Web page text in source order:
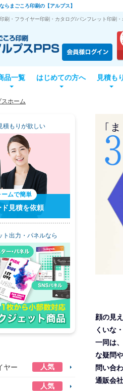
らまごころ印刷の【アルプス】
刷・フライヤー印刷・カタログ/パンフレット印刷
品一覧 はじめての方へ 見積もり
ホーム
顔の見
くいな
一同は
な疑問
問い合
通販会
積もりが欲しい
ームで簡単
ド見積を依頼
ト出力・パネルなら
ヤー 人気
人気